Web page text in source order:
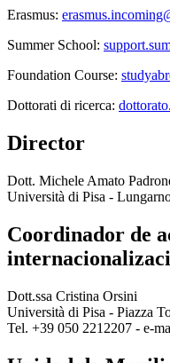
Erasmus:
Summer School:
Foundation Course:
Dottorati di ricerca:
Director
Dott. Michele Amato
Università di Pisa -
Coordinador de
Dott.ssa Cristina Orsini
Università di Pisa - Piazza
Tel. +39 050 2212207 - e-